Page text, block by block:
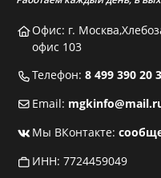
Офис: г.
офис 103
Телефон: 8 499 390 20
Email:
Мы ВКонтакте:
ИНН: 7724459049